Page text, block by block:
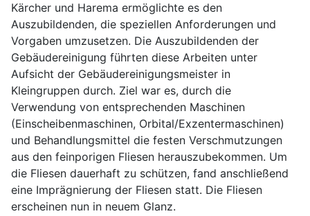
Kärcher und Harema ermöglichte es den
Auszubildenden, die speziellen Anforderungen und
Vorgaben umzusetzen. Die Auszubildenden der
Gebäudereinigung führten diese Arbeiten unter
Aufsicht der Gebäudereinigungsmeister in
Kleingruppen durch. Ziel war es, durch die
Verwendung von entsprechenden Maschinen
(Einscheibenmaschinen, Orbital/Exzentermaschinen)
und Behandlungsmittel die festen Verschmutzungen
aus den feinporigen Fliesen herauszubekommen. Um
die Fliesen dauerhaft zu schützen, fand anschließend
eine Imprägnierung der Fliesen statt. Die Fliesen
erscheinen nun in neuem Glanz.